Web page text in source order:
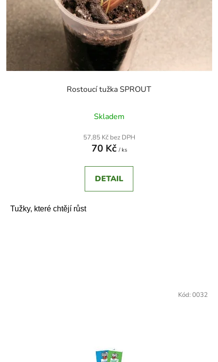
Rostoucí tužka SPROUT
hodnocení
produktu
je
z
Skladem
57,85 Kč bez DPH
70 Kč / ks
DETAIL
Tužky, které chtějí růst
Kód: 0032